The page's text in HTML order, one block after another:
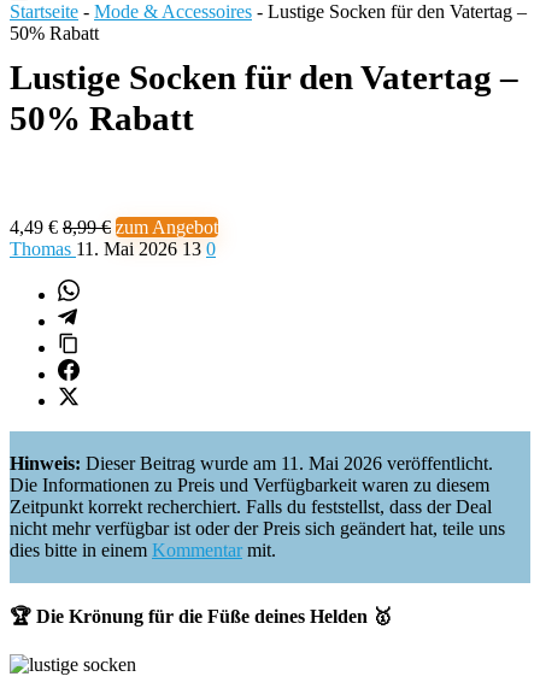
Startseite - Mode & Accessoires - Lustige Socken für den Vatertag –
50% Rabatt
Lustige Socken für den Vatertag –
50% Rabatt
4,49 € 8,99 € zum Angebot
Thomas 11. Mai 2026 13 0
Hinweis: Dieser Beitrag wurde am 11. Mai 2026 veröffentlicht.
Die Informationen zu Preis und Verfügbarkeit waren zu diesem
Zeitpunkt korrekt recherchiert. Falls du feststellst, dass der Deal
nicht mehr verfügbar ist oder der Preis sich geändert hat, teile uns
dies bitte in einem Kommentarmit.
🏆 Die Krönung für die Füße deines Helden 🥇